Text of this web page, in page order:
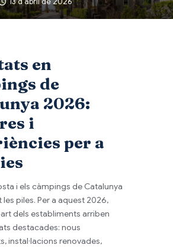
en
de
2026:
i
per a
i els càmpings de Catalunya
les piles. Per a aquest 2026,
dels establiments arriben
destacades: nous
instal·lacions renovades,